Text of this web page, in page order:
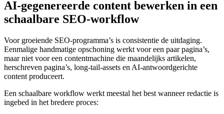
AI-gegenereerde content bewerken in een
schaalbare SEO-workflow
Voor groeiende SEO-programma’s is consistentie de uitdaging.
Eenmalige handmatige opschoning werkt voor een paar pagina’s,
maar niet voor een contentmachine die maandelijks artikelen,
herschreven pagina’s, long-tail-assets en AI-antwoordgerichte
content produceert.
Een schaalbare workflow werkt meestal het best wanneer redactie is
ingebed in het bredere proces: